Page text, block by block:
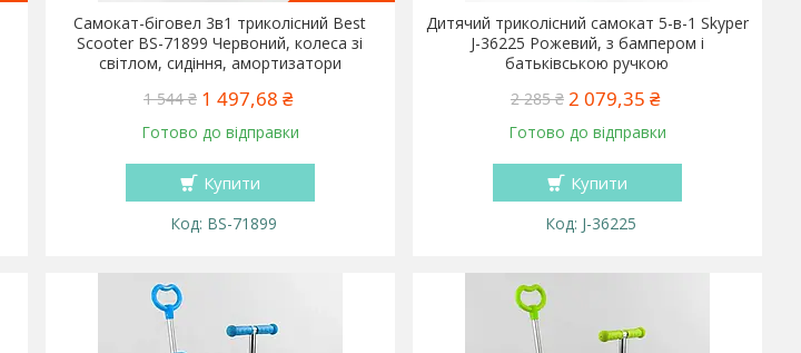
Самокат-біговел 3в1 триколісний Best
Scooter BS-71899 Червоний, колеса зі
світлом, сидіння, амортизатори
1 544 ₴ 1 497,68 ₴
Готово до відправки
Купити
BS-71899
Дитячий триколісний самокат 5-в-1 Skyper
J-36225 Рожевий, з бампером і
батьківською ручкою
2 285 ₴ 2 079,35 ₴
Готово до відправки
Купити
J-36225